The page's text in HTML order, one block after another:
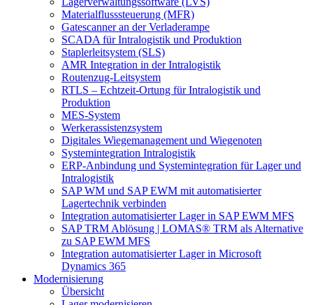
Materialflusssteuerung (MFR)
Gatescanner an der Verladerampe
SCADA für Intralogistik und Produktion
Staplerleitsystem (SLS)
AMR Integration in der Intralogistik
Routenzug-Leitsystem
RTLS – Echtzeit-Ortung für Intralogistik und
Produktion
MES-System
Werkerassistenzsystem
Digitales Wiegemanagement und Wiegenoten
Systemintegration Intralogistik
ERP-Anbindung und Systemintegration für Lager und
Intralogistik
SAP WM und SAP EWM mit automatisierter
Lagertechnik verbinden
Integration automatisierter Lager in SAP EWM MFS
SAP TRM Ablösung | LOMAS® TRM als Alternative
zu SAP EWM MFS
Integration automatisierter Lager in Microsoft
Dynamics 365
Modernisierung
Übersicht